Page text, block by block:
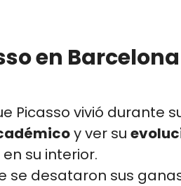
en Barcelona
Picasso vivió durante
y ver su
su interior.
se desataron sus